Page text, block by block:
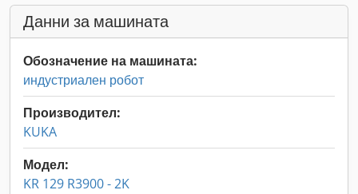
Данни за машината
Обозначение на машината:
индустриален робот
Производител:
KUKA
Модел:
KR 129 R3900 - 2K